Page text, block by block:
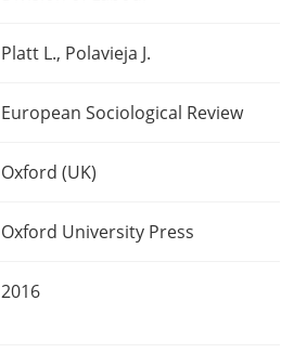
Platt L., Polavieja J.
European Sociological Review
Oxford (UK)
Oxford University Press
2016